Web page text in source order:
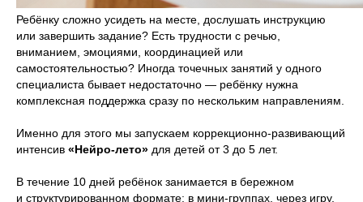
Ребёнку сложно усидеть на месте, дослушать инструкцию
или завершить задание? Есть трудности с речью,
вниманием, эмоциями, координацией или
самостоятельностью? Иногда точечных занятий у одного
специалиста бывает недостаточно — ребёнку нужна
комплексная поддержка сразу по нескольким направлениям.
Именно для этого мы запускаем коррекционно-развивающий
интенсив «Нейро-лето» для детей от 3 до 5 лет.
В течение 10 дней ребёнок занимается в бережном
и структурированном формате: в мини-группах, через игру,